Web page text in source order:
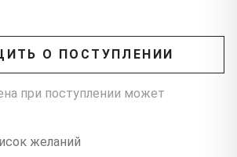
О ПОСТУПЛЕНИИ
при поступлении может
желаний